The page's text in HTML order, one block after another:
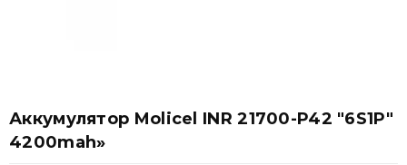
Аккумулятор Molicel INR 21700-P42 "6S1P"
4200mah»